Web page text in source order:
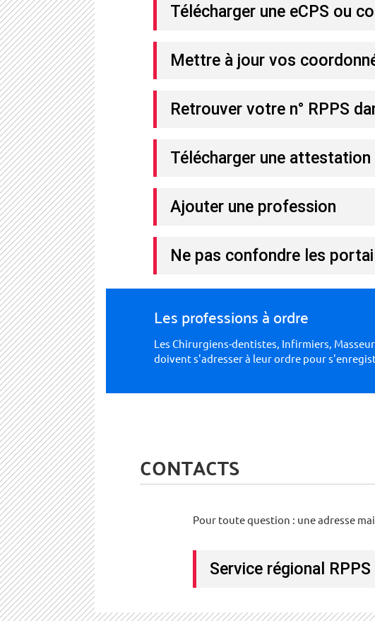
Télécharger une eCPS ou
Mettre à jour vos
Retrouver votre n° RPPS
Télécharger une attestation
Ajouter une profession
Ne pas confondre les
Les professions à ordre
Les Chirurgiens-dentistes, Infirmiers,
doivent s'adresser à leur ordre pour
CONTACTS
Pour toute question : une adresse
Service régional RPPS